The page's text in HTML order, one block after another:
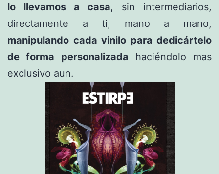
lo llevamos a casa, sin intermediarios,
directamente a ti, mano a mano,
manipulando cada vinilo para dedicártelo
de forma personalizada haciéndolo mas
exclusivo aun.